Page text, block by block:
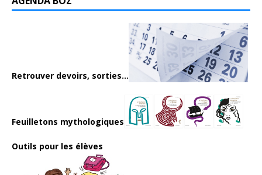
Retrouver devoirs, sorties...
Feuilletons mythologiques
Outils pour les élèves